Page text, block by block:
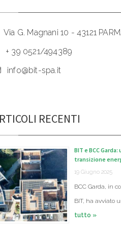
Via G. Magnani 10 - 43121
+ 39 0521/494389
info@bit-spa.it
RECENTI
BIT e BCC
transizione
19 Giugno 2025
BCC Garda, in
BIT, ha avviato
tutto »